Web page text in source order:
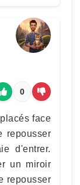
0
face
repousser
d'entrer.
un miroir
repousser